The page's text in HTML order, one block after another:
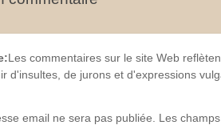
Les commentaires sur le site Web
d'insultes, de jurons et d'expressions
email ne sera pas publiée. Les